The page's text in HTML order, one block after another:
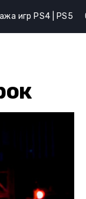
игр PS4 | PS5